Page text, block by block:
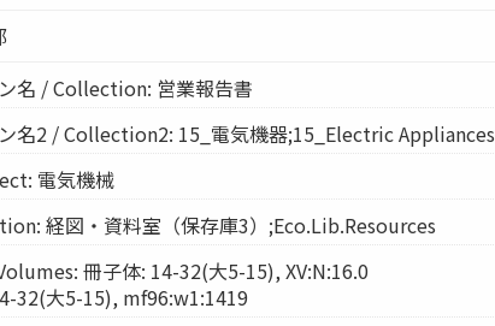
名 / Collection: 営業報告書
名2 / Collection2: 15_電気機器;15_Electric Appliances
電気機械
経図・資料室（保存庫3）;Eco.Lib.Resources
冊子体: 14-32(大5-15), XV:N:16.0
32(大5-15), mf96:w1:1419